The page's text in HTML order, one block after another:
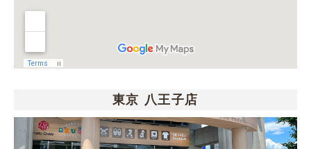
東京 八王子店